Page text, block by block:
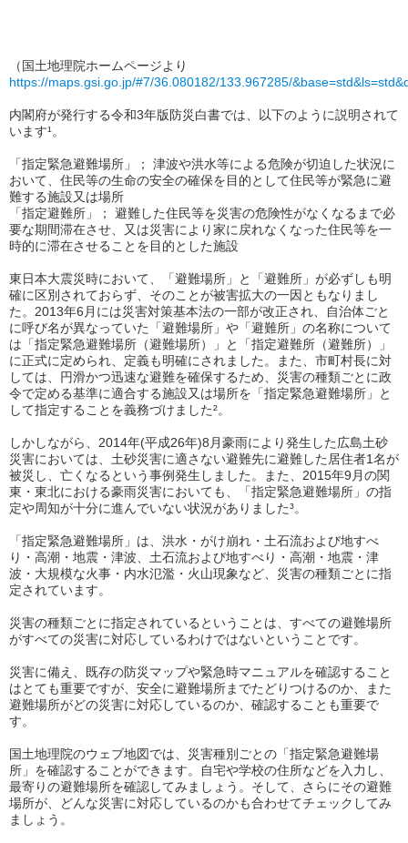
（国土地理院ホームページより
https://maps.gsi.go.jp/#7/36.080182/133.967285/
内閣府が発行する令和3年版防災白書では、以下のように説明されて
います¹。
「指定緊急避難場所 」； 津波や洪水等による危険が切迫した状況に
おいて、住民等の生命の安全の確保を目的として住民等が緊急に避
難する施設又は場所
「指定避難所」
； 避難した住民等を災害の危険性がなくなるまで必
要な期間滞在させ、又は災害により家に戻れなくなった住民等を一
時的に滞在させることを目的とした施設
東日本大震災時において、「避難場所」と「避難所」が必ずしも明
確に区別されておらず、そのことが被害拡大の一因ともなりまし
た。2013年6月には災害対策基本法の一部が改正され、自治体ごと
に呼び名が異なっていた「避難場所」や「避難所」の名称について
は「指定緊急避難場所（避難場所）」と「指定避難所（避難所）」
に正式に定められ、定義も明確にされました。また、市町村長に対
しては、円滑かつ迅速な避難を確保するため、災害の種類ごとに政
令で定める基準に適合する施設又は場所を「指定緊急避難場所」と
して指定することを義務づけました²。
しかしながら、2014年(平成26年)8月豪雨により発生した広島土砂
災害においては、土砂災害に適さない避難先に避難した居住者1名が
被災し、亡くなるという事例発生しました。また、2015年9月の関
東・東北における豪雨災害においても、「指定緊急避難場所」の指
定や周知が十分に進んでいない状況がありました³。
「指定緊急避難場所」は、洪水・がけ崩れ・土石流および地すべ
り・高潮・地震・津波、土石流および地すべり・高潮・地震・津
波・大規模な火事・内水氾濫・火山現象など、災害の種類ごとに指
定されています。
災害の種類ごとに指定されているということは、すべての避難場所
がすべての災害に対応しているわけではないということです。
災害に備え、既存の防災マップや緊急時マニュアルを確認すること
はとても重要ですが、安全に避難場所までたどりつけるのか、また
避難場所がどの災害に対応しているのか、確認することも重要で
す。
国土地理院のウェブ地図では、災害種別ごとの「指定緊急避難場
所」を確認することができます。自宅や学校の住所などを入力し、
最寄りの避難場所を確認してみましょう。そして、さらにその避難
場所が、どんな災害に対応しているのかも合わせてチェックしてみ
ましょう。